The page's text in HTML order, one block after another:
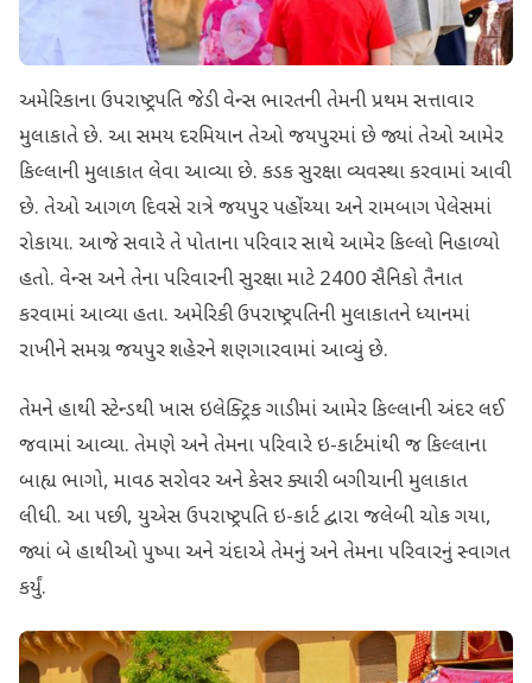
અમેરિકાના ઉપરાષ્ટ્રપતિ જેડી વેન્સ ભારતની તેમની પ્રથમ સત્તાવાર
મુલાકાતે છે. આ સમય દરમિયાન તેઓ જયપુરમાં છે જ્યાં તેઓ આમેર
કિલ્લાની મુલાકાત લેવા આવ્યા છે. કડક સુરક્ષા વ્યવસ્થા કરવામાં આવી
છે. તેઓ આગળ દિવસે રાત્રે જયપુર પહોંચ્યા અને રામબાગ પેલેસમાં
રોકાયા. આજે સવારે તે પોતાના પરિવાર સાથે આમેર કિલ્લો નિહાળ્યો
હતો. વેન્સ અને તેના પરિવારની સુરક્ષા માટે 2400 સૈનિકો તૈનાત
કરવામાં આવ્યા હતા. અમેરિકી ઉપરાષ્ટ્રપતિની મુલાકાતને ધ્યાનમાં
રાખીને સમગ્ર જયપુર શહેરને શણગારવામાં આવ્યું છે.
તેમને હાથી સ્ટેન્ડથી ખાસ ઇલેક્ટ્રિક ગાડીમાં આમેર કિલ્લાની અંદર લઈ
જવામાં આવ્યા. તેમણે અને તેમના પરિવારે ઇ-કાર્ટમાંથી જ કિલ્લાના
બાહ્ય ભાગો, માવઠ સરોવર અને કેસર ક્યારી બગીચાની મુલાકાત
લીધી. આ પછી, યુએસ ઉપરાષ્ટ્રપતિ ઇ-કાર્ટ દ્વારા જલેબી ચોક ગયા,
જ્યાં બે હાથીઓ પુષ્પા અને ચંદાએ તેમનું અને તેમના પરિવારનું સ્વાગત
કર્યું.